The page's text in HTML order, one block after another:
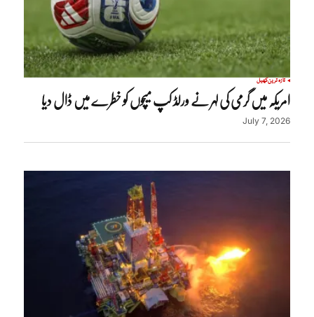
تازہ ترینکھیل
امریکہ میں گرمی کی لہر نے ورلڈ کپ میچوں کو خطرے میں ڈال دیا
July 7, 2026